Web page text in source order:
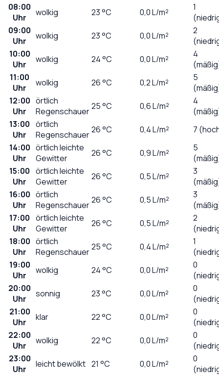
08:00
Uhr
wolkig 23°C 0,0L/m²
1
09:00
Uhr
wolkig 23°C 0,0L/m²
2
10:00
Uhr
wolkig 24°C 0,0L/m²
4
11:00
Uhr
wolkig 26°C 0,2L/m²
5
12:00
Uhr
örtlich
Regenschauer25°C 0,6L/m²
4
13:00
Uhr
örtlich
Regenschauer26°C 0,4L/m²
7
14:00
Uhr
örtlich leichte
Gewitter
26°C 0,9L/m²
5
15:00
Uhr
örtlich leichte
Gewitter
26°C 0,5L/m²
3
16:00
Uhr
örtlich
Regenschauer26°C 0,5L/m²
3
17:00
Uhr
örtlich leichte
Gewitter
26°C 0,5L/m²
2
18:00
Uhr
örtlich
Regenschauer25°C 0,4L/m²
1
19:00
Uhr
wolkig 24°C 0,0L/m²
0
20:00
Uhr
sonnig 23°C 0,0L/m²
0
21:00
Uhr
klar 22°C 0,0L/m²
0
22:00
Uhr
wolkig 22°C 0,0L/m²
0
23:00
Uhr
leicht bewölkt 21 °C 0,0L/m²
0